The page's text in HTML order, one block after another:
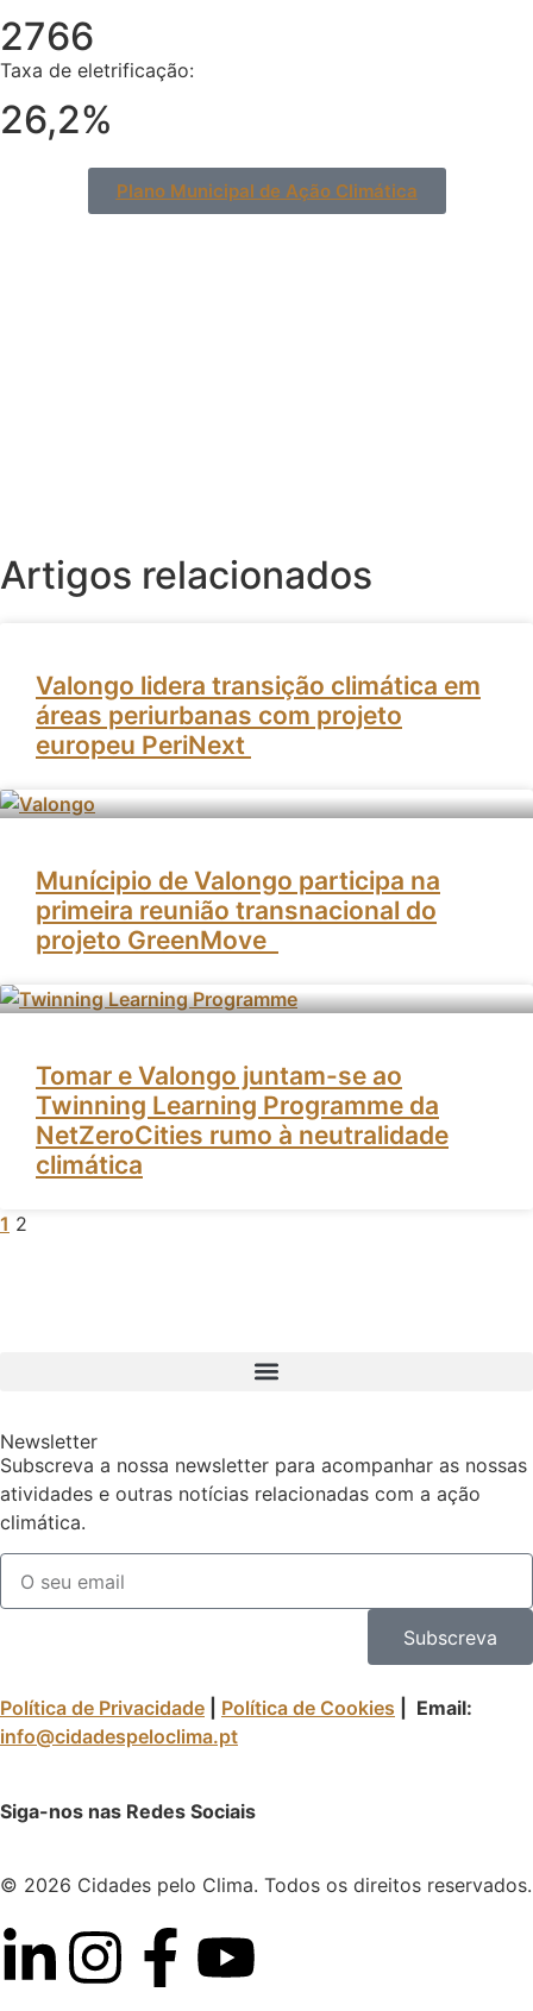
2766
Taxa de eletrificação:
26,2%
Plano Municipal de Ação Climática
Artigos relacionados
Valongo lidera transição climática em
áreas periurbanas com projeto
europeu PeriNext
Munícipio de Valongo participa na
primeira reunião transnacional do
projeto GreenMove
Tomar e Valongo juntam-se ao
Twinning Learning Programme da
NetZeroCities rumo à neutralidade
climática
1 2
Newsletter
Subscreva a nossa newsletter para acompanhar as nossas
atividades e outras notícias relacionadas com a ação
climática.
Subscreva
Política de Privacidade Política de Cookies | Email:
info@cidadespeloclima.pt
Siga-nos nas Redes Sociais
© 2026 Cidades pelo Clima. Todos os direitos reservados.